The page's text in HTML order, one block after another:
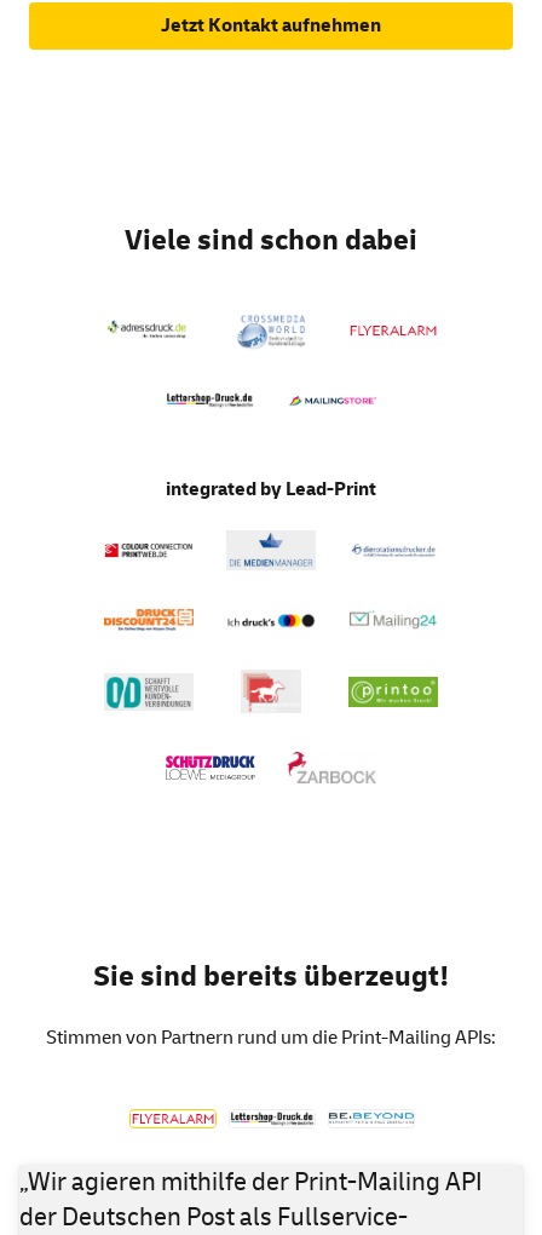
Jetzt Kontakt aufnehmen
Viele sind schon dabei
integrated by Lead-Print
Sie sind bereits überzeugt!
Stimmen von Partnern rund um die Print-Mailing APIs:
„Wir agieren mithilfe der Print-Mailing API
der Deutschen Post als Fullservice-